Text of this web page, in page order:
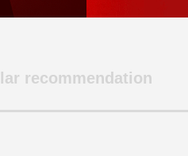
recommendation